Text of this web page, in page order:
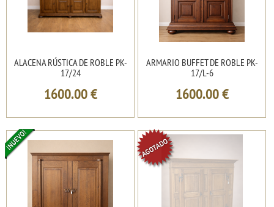
ALACENA RÚSTICA DE ROBLE PK-
17/24
1600.00€
ARMARIO BUFFET DE ROBLE PK-
17/L-6
1600.00€